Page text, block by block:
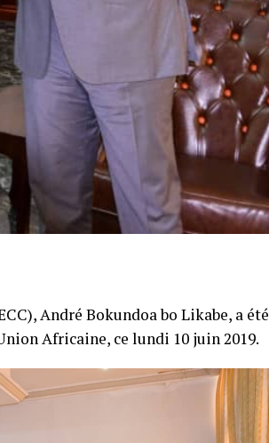
André Bokundoa bo Likabe, a été
Africaine, ce lundi 10 juin 2019.